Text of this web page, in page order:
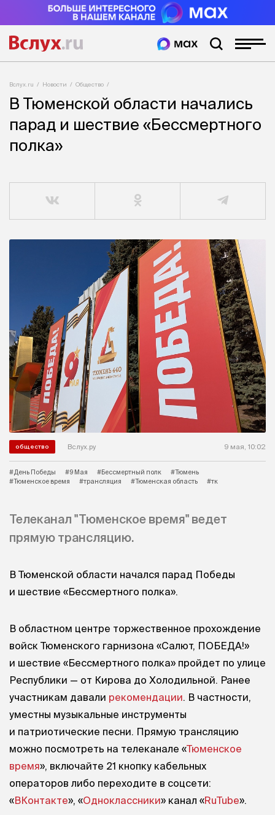
Вслух.ru Новости Общество
В Тюменской области начались
парад и шествие «Бессмертного
полка»
общество Вслух.ру 9 мая, 10:02
#День Победы #9 Мая #Бессмертный полк
#Тюмень
#Тюменское время
#трансляция #Тюменская область #тк
Телеканал "Тюменское время" ведет
прямую трансляцию.
В Тюменской области начался парад Победы
и шествие «Бессмертного полка».
В областном центре торжественное прохождение
войск Тюменского гарнизона «Салют, ПОБЕДА!»
и шествие «Бессмертного полка» пройдет по улице
Республики — от Кирова до Холодильной. Ранее
участникам давали рекомендации . В частности,
уместны музыкальные инструменты
и патриотические песни. Прямую трансляцию
можно посмотреть на телеканале «Тюменское
время», включайте 21 кнопку кабельных
операторов либо переходите в соцсети:
«ВКонтакте», «Одноклассники» канал «RuTube».